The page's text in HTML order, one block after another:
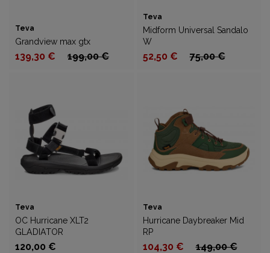
Teva
Grandview max gtx
139,30 € 199,00 €
Teva
Midform Universal Sandalo
W
52,50 € 75,00 €
Teva
OC Hurricane XLT2
GLADIATOR
120,00 €
Teva
Hurricane Daybreaker Mid
RP
104,30 € 149,00 €